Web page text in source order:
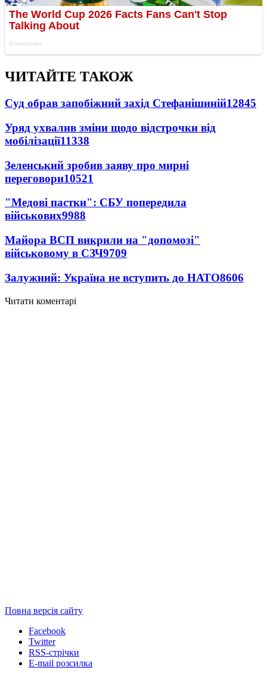
ЧИТАЙТЕ ТАКОЖ
Суд обрав запобіжний захід Стефанішиній12845
Уряд ухвалив зміни щодо відстрочки від
мобілізації11338
Зеленський зробив заяву про мирні
переговори10521
"Медові пастки": СБУ попередила
військових9988
Майора ВСП викрили на "допомозі"
військовому в СЗЧ9709
Залужний: Україна не вступить до НАТО8606
Читати коментарі
Повна версія сайту
Facebook
Twitter
RSS-стрічки
E-mail розсилка